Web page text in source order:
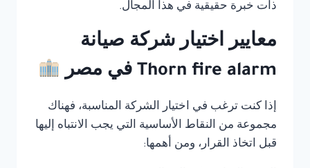
ذات خبرة حقيقية في هذا المجال.
معايير اختيار شركة صيانة
Thorn fire alarm في مصر
إذا كنت ترغب في اختيار الشركة المناسبة، فهناك
مجموعة من النقاط الأساسية التي يجب الانتباه إليها
قبل اتخاذ القرار، ومن أهمها: